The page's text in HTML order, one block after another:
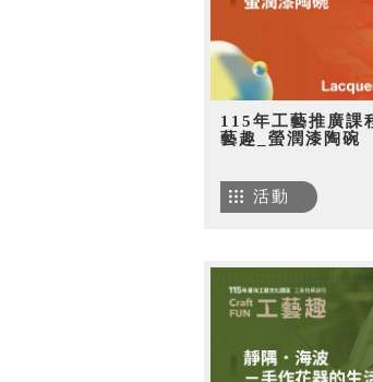
115年工藝推廣
藝趣_螢潤漆陶碗
活動